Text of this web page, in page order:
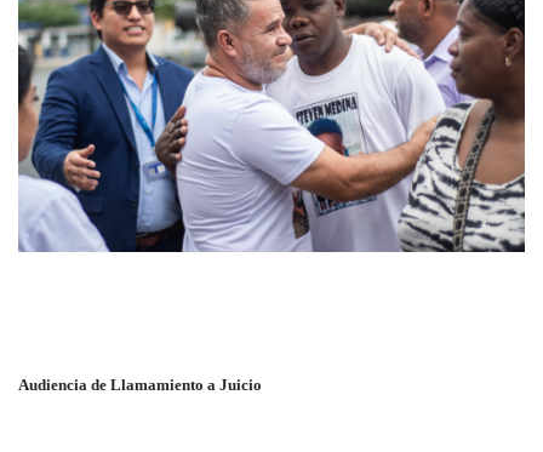
Audiencia de Llamamiento a Juicio